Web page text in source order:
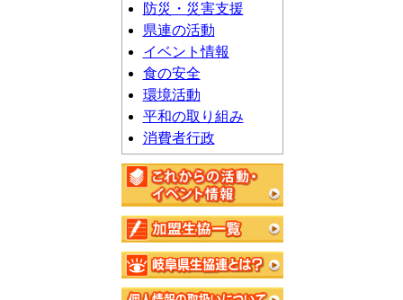
防災・災害支援
県連の活動
イベント情報
食の安全
環境活動
平和の取り組み
消費者行政